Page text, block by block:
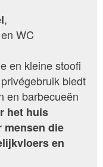
,
WC
en kleine stoofi
biedt
en barbecueën
het huis
mensen die
en